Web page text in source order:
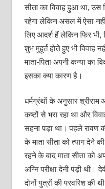
सीता का विवाह हुआ था, उस
रहेगा लेकिन असल में ऐसा
लिए आदर्श हैं लेकिन फिर
शुभ मुहूर्त होते हुए भी विवाह
माता-पिता अपनी कन्या का
इसका क्‍या कारण है।
धर्मग्रंथों के अनुसार श्रीराम
कष्‍टों से भरा रहा था और
सहना पड़ा था। पहले रावण
के माता सीता को त्‍याग देने
रहने के बाद माता सीता को
अग्नि परीक्षा देनी पड़ी
दोनों पुत्रों की परवरिश की